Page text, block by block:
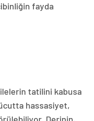
fayda
tatilini kabusa
hassasiyet,